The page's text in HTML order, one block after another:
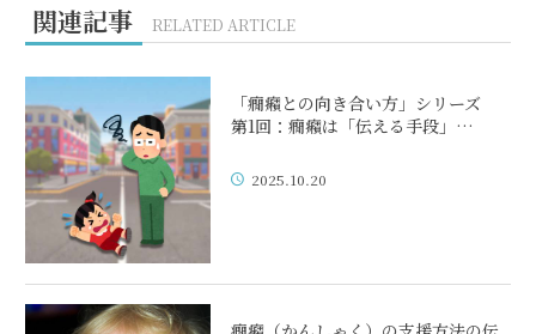
関連記事 RELATED ARTICLE
「癇癪との向き合い方」シリーズ
第1回：癇癪は「伝える手段」…
2025.10.20